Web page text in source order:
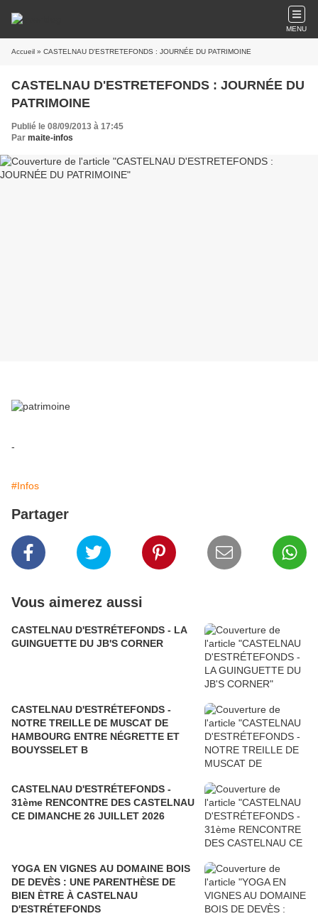
MENU
Accueil » CASTELNAU D'ESTRETEFONDS : JOURNÉE DU PATRIMOINE
CASTELNAU D'ESTRETEFONDS : JOURNÉE DU
PATRIMOINE
Publié le 08/09/2013 à 17:45
Par maite-infos
-
#Infos
Partager
Vous aimerez aussi
CASTELNAU D'ESTRÉTEFONDS - LA
GUINGUETTE DU JB'S CORNER
CASTELNAU D'ESTRÉTEFONDS -
NOTRE TREILLE DE MUSCAT DE
HAMBOURG ENTRE NÉGRETTE ET
BOUYSSELET B
CASTELNAU D'ESTRÉTEFONDS -
31ème RENCONTRE DES CASTELNAU
CE DIMANCHE 26 JUILLET 2026
YOGA EN VIGNES AU DOMAINE BOIS
DE DEVÈS : UNE PARENTHÈSE DE
BIEN ÈTRE À CASTELNAU
D'ESTRÉTEFONDS